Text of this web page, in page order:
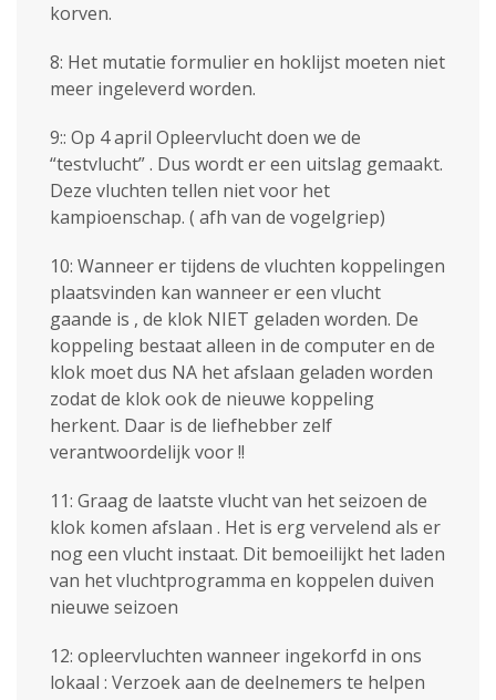
korven.
8: Het mutatie formulier en hoklijst moeten niet
meer ingeleverd worden.
9:: Op 4 april Opleervlucht doen we de
“testvlucht” . Dus wordt er een uitslag gemaakt.
Deze vluchten tellen niet voor het
kampioenschap. ( afh van de vogelgriep)
10: Wanneer er tijdens de vluchten koppelingen
plaatsvinden kan wanneer er een vlucht
gaande is , de klok NIET geladen worden. De
koppeling bestaat alleen in de computer en de
klok moet dus NA het afslaan geladen worden
zodat de klok ook de nieuwe koppeling
herkent. Daar is de liefhebber zelf
verantwoordelijk voor !!
11: Graag de laatste vlucht van het seizoen de
klok komen afslaan . Het is erg vervelend als er
nog een vlucht instaat. Dit bemoeilijkt het laden
van het vluchtprogramma en koppelen duiven
nieuwe seizoen
12: opleervluchten wanneer ingekorfd in ons
lokaal : Verzoek aan de deelnemers te helpen